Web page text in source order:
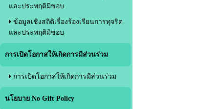
และประพฤติมิชอบ
ข้อมูลเชิงสถิติเรื่องร้องเรียนการทุจริต
และประพฤติมิชอบ
การเปิดโอกาสให้เกิดการมีส่วนร่วม
การเปิดโอกาสให้เกิดการมีส่วนร่วม
นโยบาย No Gift Policy